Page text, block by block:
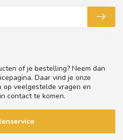
of je bestelling? Neem dan
Daar vind je onze
veelgestelde vragen en
contact te komen.